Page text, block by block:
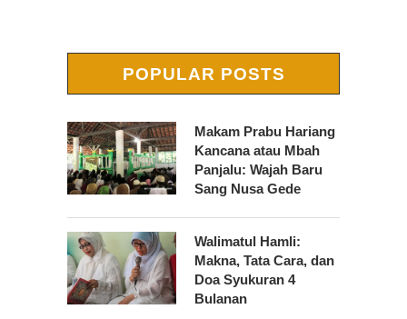
POPULAR POSTS
Makam Prabu Hariang
Kancana atau Mbah
Panjalu: Wajah Baru
Sang Nusa Gede
Walimatul Hamli:
Makna, Tata Cara, dan
Doa Syukuran 4
Bulanan